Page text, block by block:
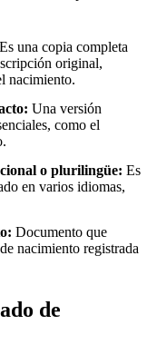
Es una copia completa
original,
nacimiento.
Una versión
como el
o plurilingüe: Es
en varios idiomas,
Documento que
nacimiento registrada
de